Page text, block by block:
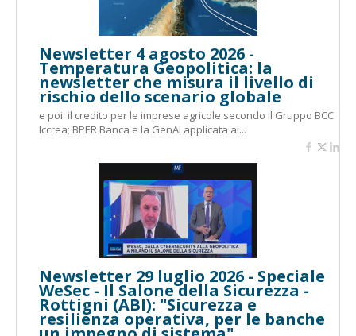
Newsletter 4 agosto 2026 -
Temperatura Geopolitica: la
newsletter che misura il livello di
rischio dello scenario globale
e poi: il credito per le imprese agricole secondo il Gruppo BCC
Iccrea; BPER Banca e la GenAI applicata ai...
Newsletter 29 luglio 2026 - Speciale
WeSec - Il Salone della Sicurezza -
Rottigni (ABI): "Sicurezza e
resilienza operativa, per le banche